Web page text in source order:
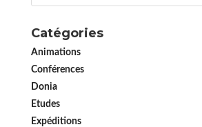
Catégories
Animations
Conférences
Donia
Etudes
Expéditions